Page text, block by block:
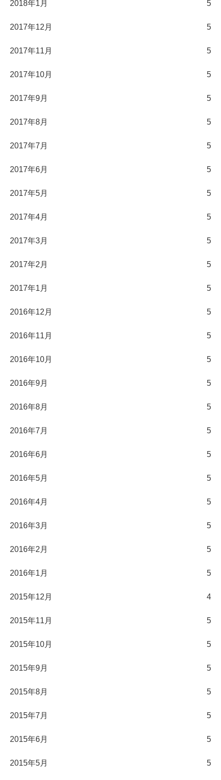
2018年1月 5
2017年12月 5
2017年11月 5
2017年10月 5
2017年9月 5
2017年8月 5
2017年7月 5
2017年6月 5
2017年5月 5
2017年4月 5
2017年3月 5
2017年2月 5
2017年1月 5
2016年12月 5
2016年11月 5
2016年10月 5
2016年9月 5
2016年8月 5
2016年7月 5
2016年6月 5
2016年5月 5
2016年4月 5
2016年3月 5
2016年2月 5
2016年1月 5
2015年12月 4
2015年11月 5
2015年10月 5
2015年9月 5
2015年8月 5
2015年7月 5
2015年6月 5
2015年5月 5